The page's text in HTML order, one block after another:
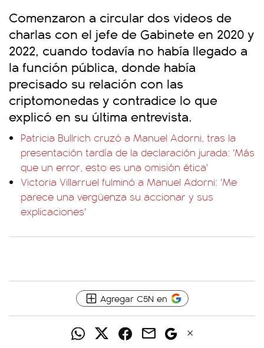
Comenzaron a circular dos videos de
charlas con el jefe de Gabinete en 2020 y
2022, cuando todavía no había llegado a
la función pública, donde había
precisado su relación con las
criptomonedas y contradice lo que
explicó en su última entrevista.
Patricia Bullrich cruzó a Manuel Adorni, tras la
presentación tardía de la declaración jurada: 'Más
que un error, esto es una omisión ética'
Victoria Villarruel fulminó a Manuel Adorni: 'Me
parece una vergüenza su accionar y sus
explicaciones'
Agregar C5N en